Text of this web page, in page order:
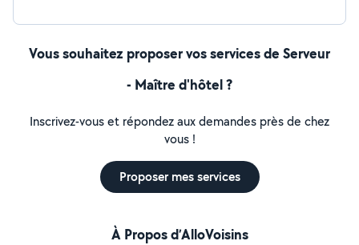
Vous souhaitez proposer vos services de Serveur
- Maître d'hôtel ?
Inscrivez-vous et répondez aux demandes près de chez
vous !
Proposer mes services
À Propos d’AlloVoisins